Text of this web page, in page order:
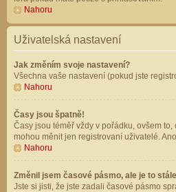
Nahoru
Uživatelská nastavení
Jak změním svoje nastavení?
Všechna vaše nastavení (pokud jste
Nahoru
Časy jsou špatně!
Časy jsou téměř vždy v pořádku, ovšem
mohou měnit jen registrovaní uživatelé.
Nahoru
Změnil jsem časové pásmo, ale je to
Jste si jisti, že jste zadali časové pásmo